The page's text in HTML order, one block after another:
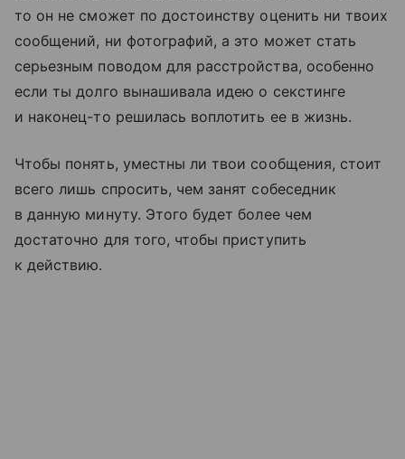
то он не сможет по достоинству оценить ни твоих
сообщений, ни фотографий, а это может стать
серьезным поводом для расстройства, особенно
если ты долго вынашивала идею о секстинге
и наконец-то решилась воплотить ее в жизнь.
Чтобы понять, уместны ли твои сообщения, стоит
всего лишь спросить, чем занят собеседник
в данную минуту. Этого будет более чем
достаточно для того, чтобы приступить
к действию.